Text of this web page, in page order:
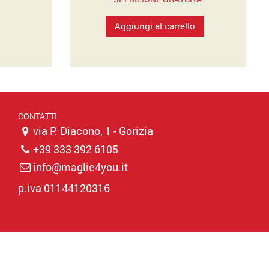
15,00€
Aggiungi al carrello
CONTATTI
via P. Diacono, 1 - Gorizia
+39 333 392 6105
info@maglie4you.it
p.iva 01144120316